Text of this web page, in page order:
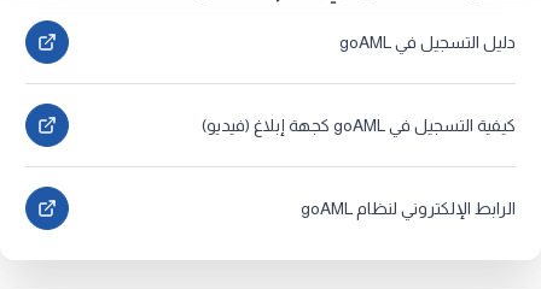
دليل التسجيل في goAML
كيفية التسجيل في goAML كجهة إبلاغ (فيديو)
الرابط الإلكتروني لنظام goAML